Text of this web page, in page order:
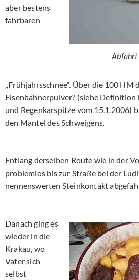
Abfahrt
aber bestens
fahrbaren
„Frühjahrsschnee“. Über die 100 HM
Eisenbahnerpulver? (siehe
und Regenkarspitze vom 15.1.2006)
den Mantel des Schweigens.
Entlang derselben Route wie in der
problemlos bis zur Straße bei der
nennenswerten Steinkontakt
Danach ging es
wieder in die
Krakau, wo
Vater sich
selbst